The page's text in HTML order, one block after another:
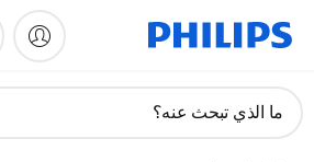
دعم
ما الذي تبحث عنه؟